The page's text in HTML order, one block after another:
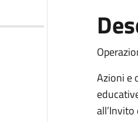
Azioni e